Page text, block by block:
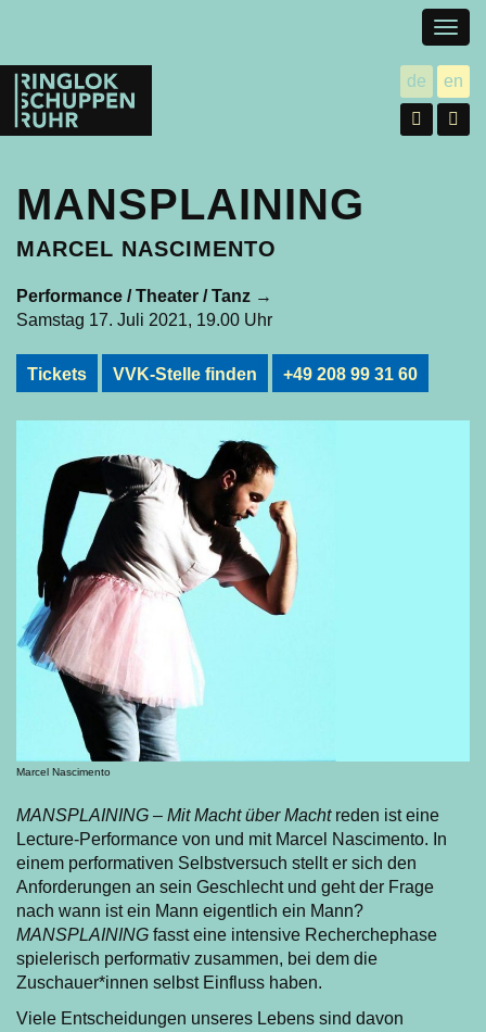
Ringlokschuppen
Ruhr
de utsch
en
MANSPLAINING
MARCEL NASCIMENTO
Performance / Theater / Tanz →
Samstag 17. Juli 2021, 19.00 Uhr
Tickets VVK-Stelle finden +49 208 99 31 60
Marcel Nascimento
MANSPLAINING – Mit Macht über Machtreden ist eine
Lecture-Performance von und mit Marcel Nascimento. In
einem performativen Selbstversuch stellt er sich den
Anforderungen an sein Geschlecht und geht der Frage
nach wann ist ein Mann eigentlich ein Mann?
MANSPLAINING fasst eine intensive Recherchephase
spielerisch performativ zusammen, bei dem die
Zuschauer*innen selbst Einfluss haben.
Viele Entscheidungen unseres Lebens sind davon